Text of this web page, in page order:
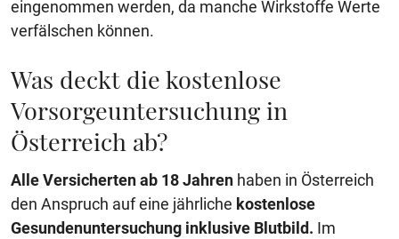
eingenommen werden, da manche Wirkstoffe Werte
verfälschen können.
Was deckt die kostenlose
Vorsorgeuntersuchung in
Österreich ab?
Alle Versicherten ab 18 Jahren haben in Österreich
den Anspruch auf eine jährliche kostenlose
Gesundenuntersuchung inklusive Blutbild. Im